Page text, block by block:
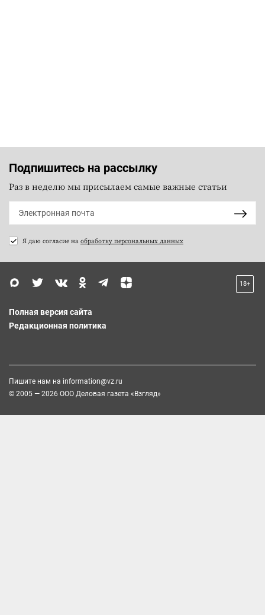
Подпишитесь на рассылку
Раз в неделю мы присылаем самые важные статьи
Я даю согласие на обработку персональных данных
18+
Полная версия сайта
Редакционная политика
Пишите нам на information@vz.ru
© 2005 — 2026 ООО Деловая газета «Взгляд»